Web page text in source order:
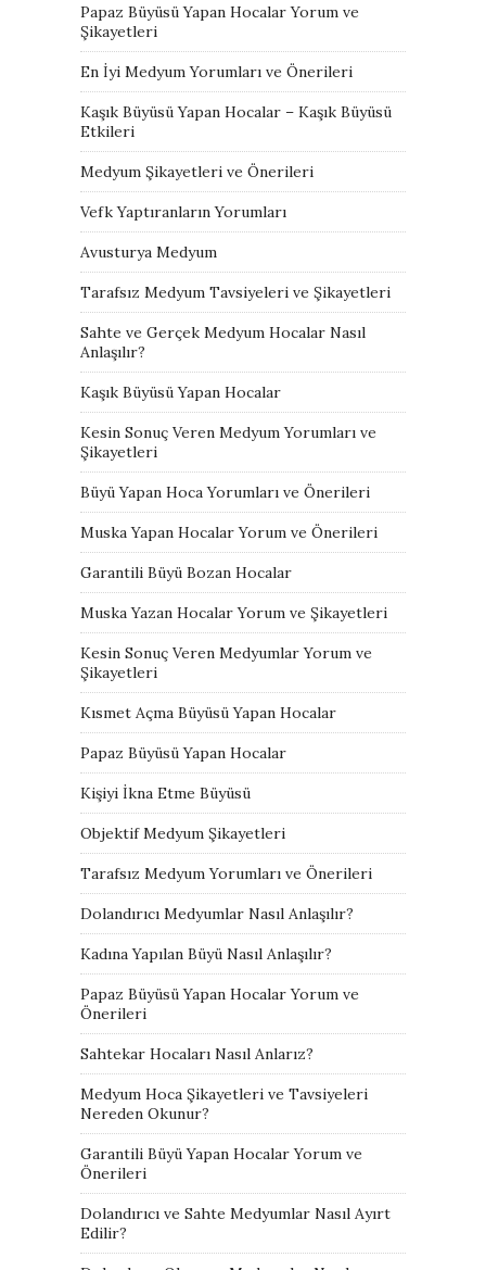
Papaz Büyüsü Yapan Hocalar Yorum ve
Şikayetleri
En İyi Medyum Yorumları ve Önerileri
Kaşık Büyüsü Yapan Hocalar – Kaşık Büyüsü
Etkileri
Medyum Şikayetleri ve Önerileri
Vefk Yaptıranların Yorumları
Avusturya Medyum
Tarafsız Medyum Tavsiyeleri ve Şikayetleri
Sahte ve Gerçek Medyum Hocalar Nasıl
Anlaşılır?
Kaşık Büyüsü Yapan Hocalar
Kesin Sonuç Veren Medyum Yorumları ve
Şikayetleri
Büyü Yapan Hoca Yorumları ve Önerileri
Muska Yapan Hocalar Yorum ve Önerileri
Garantili Büyü Bozan Hocalar
Muska Yazan Hocalar Yorum ve Şikayetleri
Kesin Sonuç Veren Medyumlar Yorum ve
Şikayetleri
Kısmet Açma Büyüsü Yapan Hocalar
Papaz Büyüsü Yapan Hocalar
Kişiyi İkna Etme Büyüsü
Objektif Medyum Şikayetleri
Tarafsız Medyum Yorumları ve Önerileri
Dolandırıcı Medyumlar Nasıl Anlaşılır?
Kadına Yapılan Büyü Nasıl Anlaşılır?
Papaz Büyüsü Yapan Hocalar Yorum ve
Önerileri
Sahtekar Hocaları Nasıl Anlarız?
Medyum Hoca Şikayetleri ve Tavsiyeleri
Nereden Okunur?
Garantili Büyü Yapan Hocalar Yorum ve
Önerileri
Dolandırıcı ve Sahte Medyumlar Nasıl Ayırt
Edilir?